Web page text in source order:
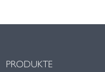
PRODUKTE